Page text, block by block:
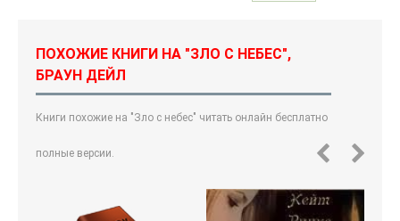
ПОХОЖИЕ КНИГИ НА "ЗЛО С НЕБЕС",
БРАУН ДЕЙЛ
Книги похожие на "Зло с небес" читать онлайн бесплатно
полные версии.